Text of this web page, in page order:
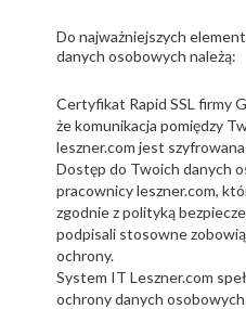
Do najważniejszych
danych osobowych należą:
Certyfikat Rapid SSL firmy
że komunikacja pomiędzy
leszner.com jest
Dostęp do Twoich danych
pracownicy leszner.com,
zgodnie z polityką
podpisali stosowne
ochrony.
System IT Leszner.com
ochrony danych